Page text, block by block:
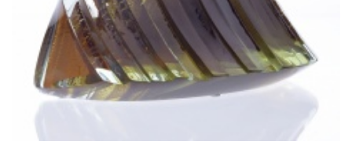
BRATŘI PODBIROVÉ
SKLENICE NA VODU, 10 KS, 30. - 40. LÉTA
sklo barevné, zlacený dekor | 11,7 x 7,7 x 7,7 cm | sklárna
Podbira, Nový Bor
VYDRAŽENO ZA:500 Kč